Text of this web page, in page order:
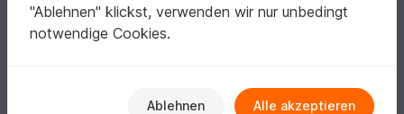
"Ablehnen" klickst, verwenden wir nur unbedingt
notwendige Cookies.
Ablehnen Alle akzeptieren